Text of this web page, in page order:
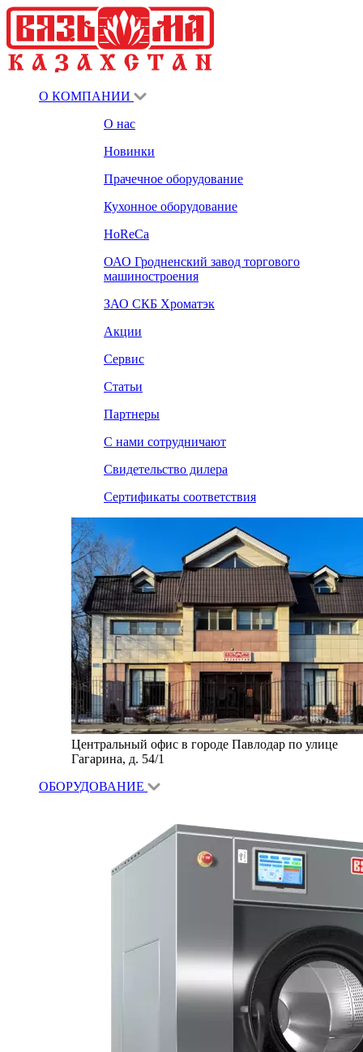
О КОМПАНИИ
О нас
Новинки
Прачечное оборудование
Кухонное оборудование
HoReCa
ОАО Гродненский завод торгового
машиностроения
ЗАО СКБ Хроматэк
Акции
Сервис
Статьи
Партнеры
С нами сотрудничают
Свидетельство дилера
Сертификаты соответствия
Центральный офис в городе Павлодар по улице
Гагарина, д. 54/1
ОБОРУДОВАНИЕ